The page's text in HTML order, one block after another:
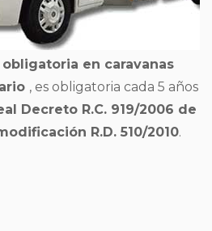
en caravanas
, es obligatoria cada 5 años
Decreto R.C. 919/2006 de
R.D. 510/2010.